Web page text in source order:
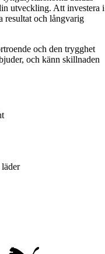
utveckling. Att investera i
resultat och långvarig
och den trygghet
och känn skillnaden